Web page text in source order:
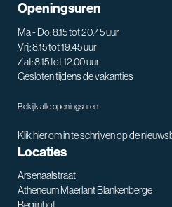
Openingsuren
Ma - Do: 8.15 tot 20.45 uur
Vrij: 8.15 tot 19.45 uur
Zat: 8.15 tot 12.00 uur
Gesloten tijdens de vakanties
Bekijk alle openingsuren
Klik hier om in te schrijven op de
Locaties
Arsenaalstraat
Atheneum Maerlant Blankenberge